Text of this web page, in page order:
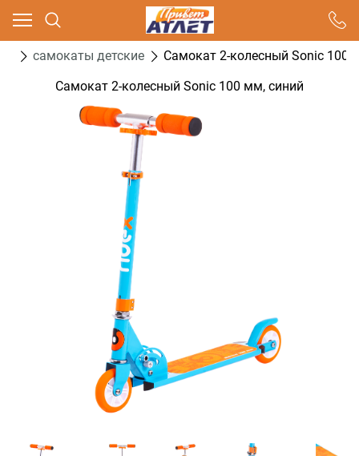
самокаты детские
Самокат 2-колесный Sonic 100
Самокат 2-колесный Sonic 100 мм, синий
Ваш город - Москва,
угадали?
ДА НЕТ